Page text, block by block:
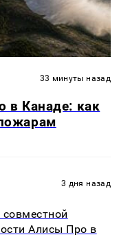
33 минуты назад
в Канаде: как
3 дня назад
Алисы Про в